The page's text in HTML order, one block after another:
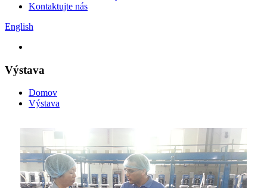
Kontaktujte nás
English
Výstava
Domov
Výstava